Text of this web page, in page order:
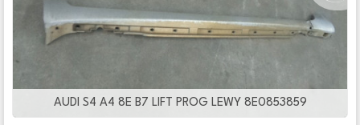
AUDI S4 A4 8E B7 LIFT PROG LEWY 8E0853859